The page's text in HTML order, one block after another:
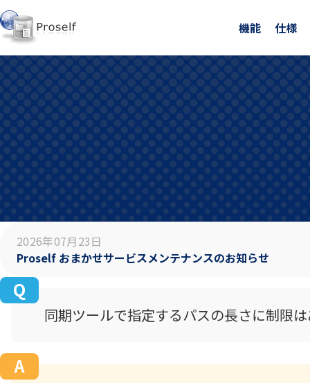
機能 仕様
2026年07月23日
Proself おまかせサービスメンテナンスのお知らせ
同期ツールで指定するパスの長さに制限